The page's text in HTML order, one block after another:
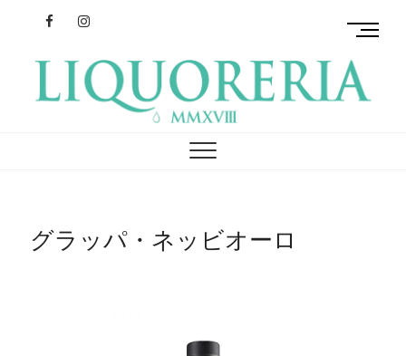
FacebookInstagram
リクオレリア
M
u
グラッパ・ネッビオーロ